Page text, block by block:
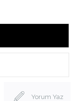
Yorum Yaz